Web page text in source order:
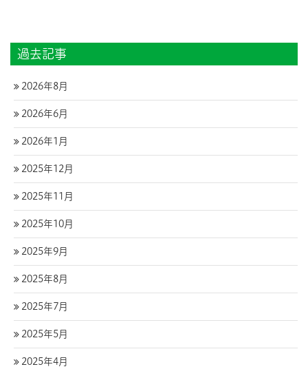
過去記事
2026年8月
2026年6月
2026年1月
2025年12月
2025年11月
2025年10月
2025年9月
2025年8月
2025年7月
2025年5月
2025年4月